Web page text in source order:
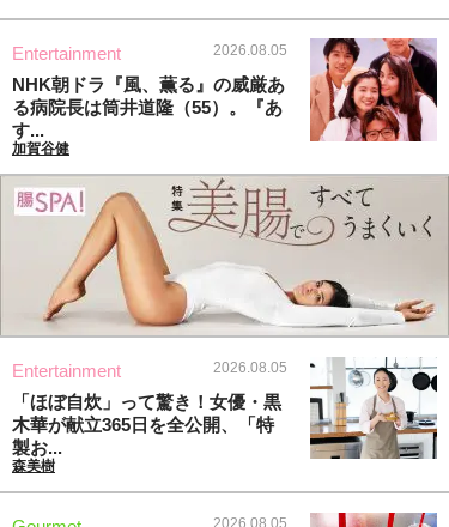
Entertainment 2026.08.05
NHK朝ドラ『風、薫る』の威厳あ
る病院長は筒井道隆（55）。『あ
す...
加賀谷健
Entertainment 2026.08.05
「ほぼ自炊」って驚き！女優・黒
木華が献立365日を全公開、「特
製お...
森美樹
2026.08.05